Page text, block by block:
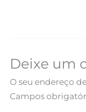
Deixe um
O seu endereço
Campos